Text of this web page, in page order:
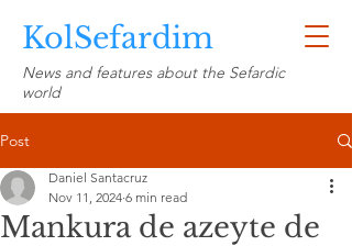
KolSefardim
News and features about the Sefardic
world
Post
Mankura de azeyte de
Daniel Santacruz
Nov 11, 2024 6 min read